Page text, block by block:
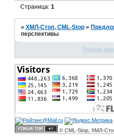
Страница:1
»ХМЛ-Стоп, CML-Stop »
перспективы
Рейтинг
© CML-Stop, ХМЛ-